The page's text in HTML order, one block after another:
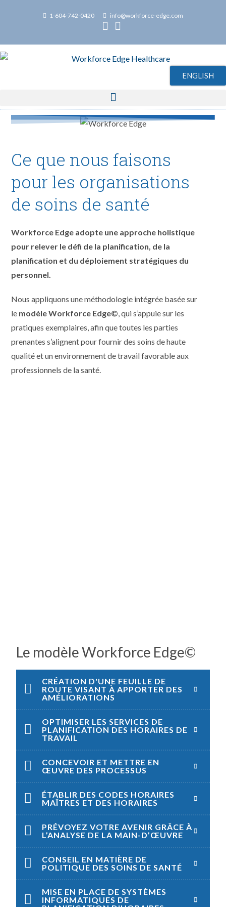
1-604-742-0420 info@workforce-edge.com
ENGLISH
Ce que nous faisons
pour les organisations
de soins de santé
Workforce Edge adopte une approche holistique
pour relever le défi de la planification, de la
planification et du déploiement stratégiques du
personnel.
Nous appliquons une méthodologie intégrée basée sur
le modèle Workforce Edge©, qui s’appuie sur les
pratiques exemplaires, afin que toutes les parties
prenantes s’alignent pour fournir des soins de haute
qualité et un environnement de travail favorable aux
professionnels de la santé.
Le modèle Workforce Edge©
CRÉATION D'UNE FEUILLE DE
ROUTE VISANT À APPORTER DES
AMÉLIORATIONS
OPTIMISER LES SERVICES DE
PLANIFICATION DES HORAIRES DE
TRAVAIL
CONCEVOIR ET METTRE EN
ŒUVRE DES PROCESSUS
ÉTABLIR DES CODES HORAIRES
MAÎTRES ET DES HORAIRES
PRÉVOYEZ VOTRE AVENIR GRÂCE À
L’ANALYSE DE LA MAIN-D’ŒUVRE
CONSEIL EN MATIÈRE DE
POLITIQUE DES SOINS DE SANTÉ
MISE EN PLACE DE SYSTÈMES
INFORMATIQUES DE